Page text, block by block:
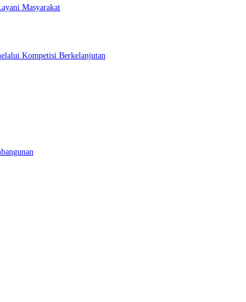
Masyarakat
Kompetisi Berkelanjutan